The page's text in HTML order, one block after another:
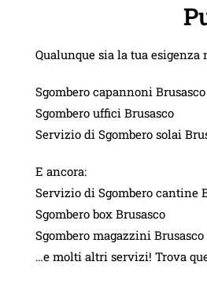
Qualunque sia la tua
Sgombero capannoni Brusasco
Sgombero uffici Brusasco
Servizio di Sgombero solai
E ancora:
Servizio di Sgombero cantine
Sgombero box Brusasco
Sgombero magazzini Brusasco
…e molti altri servizi! Trova